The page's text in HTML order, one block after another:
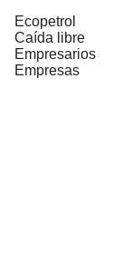
Ecopetrol
Caída libre
Empresarios
Empresas